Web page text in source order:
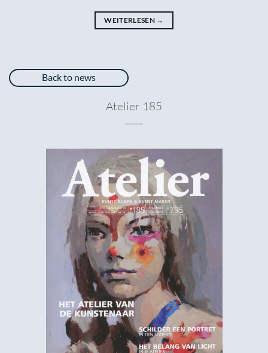
WEITERLESEN →
Back to news
Atelier 185